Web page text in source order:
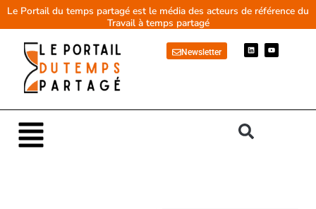
AllerLe Portail du temps partagé est le média des acteurs de référence du
Travail à temps partagé
Newsletter
L
i
n
Y
o
u
Main
Menu